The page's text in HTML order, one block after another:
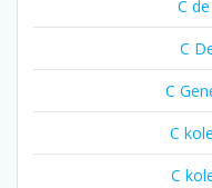
C
C
C
C
C